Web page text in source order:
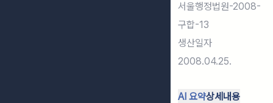
서울행정법원-2008-
구합-13
생산일자
2008.04.25.
AI 요약상세내용